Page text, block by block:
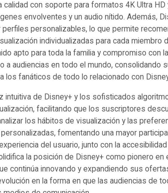
calidad con soporte para formatos 4K Ultra HD
envolventes y un audio nítido. Además,
personalizables, lo que permite
individualizadas para cada miembro
apto para toda la familia y compromiso con
a audiencias en todo el mundo, consolidando
los fanáticos de todo lo relacionado con
intuitiva de Disney+ y los sofisticados
facilitando que los suscriptores
los hábitos de visualización y las
fomentando una mayor
del usuario, junto con la
la posición de Disney+ como pionero en
continúa innovando y expandiendo sus
en la forma en que las audiencias de